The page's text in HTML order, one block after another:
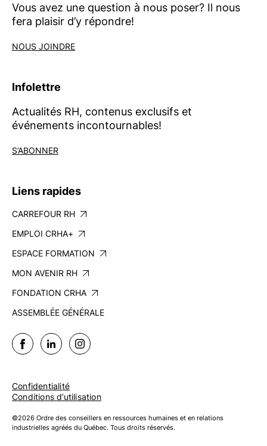
Vous avez une question à nous poser? Il nous
fera plaisir d’y répondre!
NOUS JOINDRE
Infolettre
Actualités RH, contenus exclusifs et
événements incontournables!
S’ABONNER
Liens rapides
CARREFOUR RH
EMPLOI CRHA+
ESPACE FORMATION
MON AVENIR RH
FONDATION CRHA
ASSEMBLÉE GÉNÉRALE
Confidentialité
Conditions d’utilisation
©2026 Ordre des conseillers en ressources humaines et en relations
industrielles agréés du Québec. Tous droits réservés.